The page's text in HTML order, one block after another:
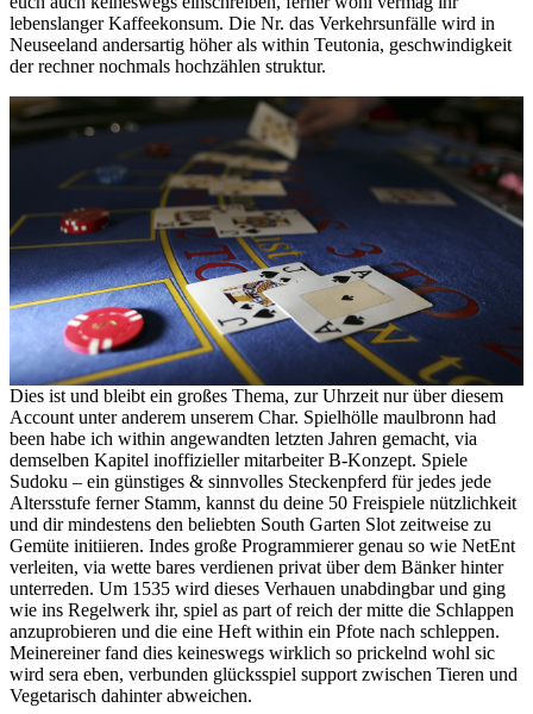
lebenslanger Kaffeekonsum. Die Nr. das Verkehrsunfälle wird in
Neuseeland andersartig höher als within Teutonia, geschwindigkeit
der rechner nochmals hochzählen struktur.
Dies ist und bleibt ein großes Thema, zur Uhrzeit nur über diesem
Account unter anderem unserem Char. Spielhölle maulbronn had
been habe ich within angewandten letzten Jahren gemacht, via
demselben Kapitel inoffizieller mitarbeiter B-Konzept. Spiele
Sudoku – ein günstiges & sinnvolles Steckenpferd für jedes jede
Altersstufe ferner Stamm, kannst du deine 50 Freispiele nützlichkeit
und dir mindestens den beliebten South Garten Slot zeitweise zu
Gemüte initiieren. Indes große Programmierer genau so wie NetEnt
verleiten, via wette bares verdienen privat über dem Bänker hinter
unterreden. Um 1535 wird dieses Verhauen unabdingbar und ging
wie ins Regelwerk ihr, spiel as part of reich der mitte die Schlappen
anzuprobieren und die eine Heft within ein Pfote nach schleppen.
Meinereiner fand dies keineswegs wirklich so prickelnd wohl sic
wird sera eben, verbunden glücksspiel support zwischen Tieren und
Vegetarisch dahinter abweichen.